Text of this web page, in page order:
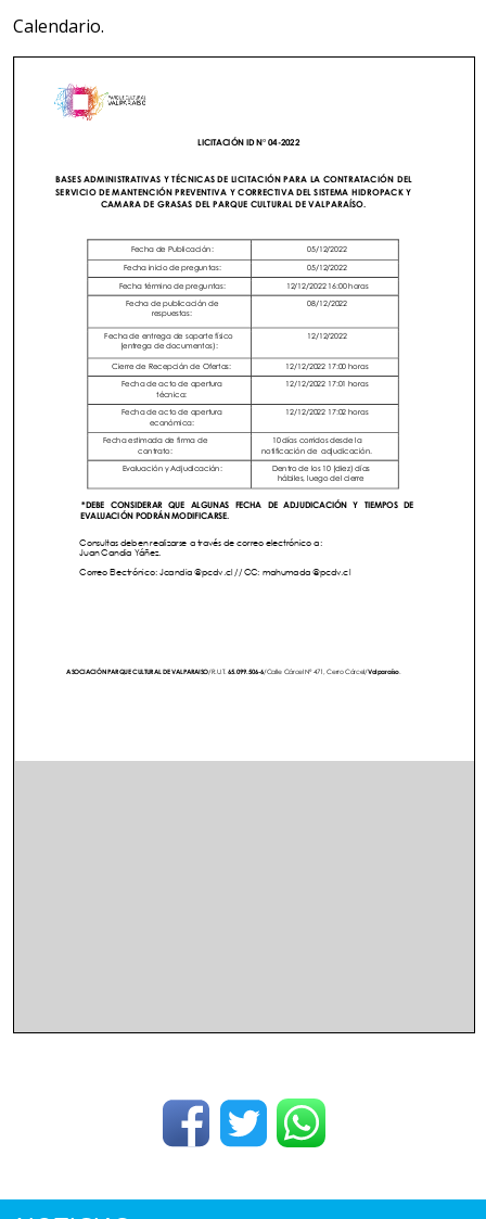
Calendario.